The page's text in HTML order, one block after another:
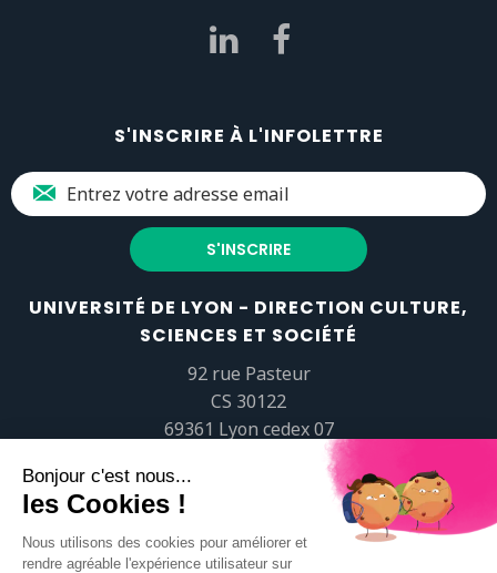
S'INSCRIRE À L'INFOLETTRE
UNIVERSITÉ DE LYON - DIRECTION CULTURE,
SCIENCES ET SOCIÉTÉ
92 rue Pasteur
CS 30122
69361 Lyon cedex 07
popsciences@universite-lyon.fr
Tél.+33 (0)4 37 37 82 01